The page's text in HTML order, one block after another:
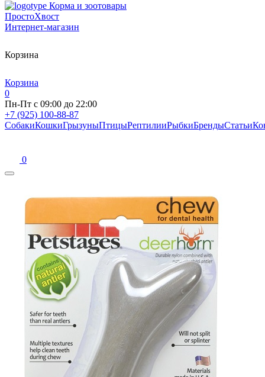
Корма и зоотовары
ПростоХвост
Интернет-магазин
Корзина
Корзина
0
Пн-Пт с 09:00 до 22:00
+7 (925) 100-88-87
СобакиКошкиГрызуныПтицыРептилииРыбкиБрендыСтатьи
0